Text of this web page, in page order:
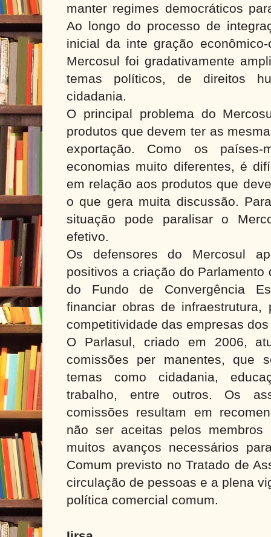
manter regimes democráticos
Ao longo do processo de
inicial da inte gração
Mercosul foi gradativamente
temas políticos, de direitos
cidadania.
O principal problema do
produtos que devem ter as
exportação. Como os países-
economias muito diferentes, é
em relação aos produtos que
o que gera muita discussão.
situação pode paralisar o
efetivo.
Os defensores do Mercosul
positivos a criação do Parlamento
do Fundo de Convergência
financiar obras de infraestrutura,
competitividade das empresas
O Parlasul, criado em 2006,
comissões per manentes, que
temas como cidadania,
trabalho, entre outros. Os
comissões resultam em
não ser aceitas pelos
muitos avanços necessários
Comum previsto no Tratado de
circulação de pessoas e a plena
política comercial comum.